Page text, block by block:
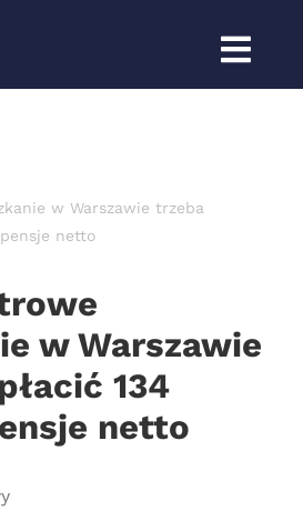
w Warszawie trzeba
netto
w Warszawie
134
netto